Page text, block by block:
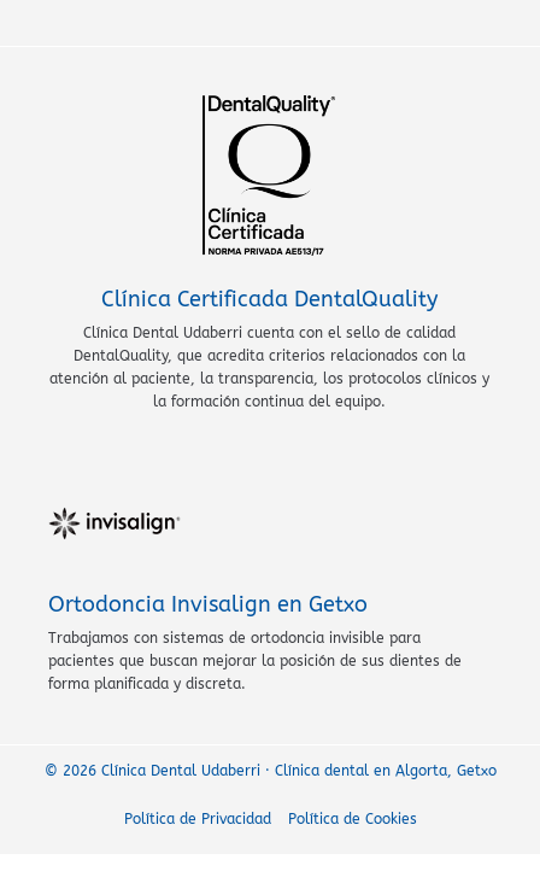
Clínica Certificada DentalQuality
Clínica Dental Udaberri cuenta con el sello de calidad
DentalQuality, que acredita criterios relacionados con la
atención al paciente, la transparencia, los protocolos clínicos y
la formación continua del equipo.
Ortodoncia Invisalign en Getxo
Trabajamos con sistemas de ortodoncia invisible para
pacientes que buscan mejorar la posición de sus dientes de
forma planificada y discreta.
© 2026 Clínica Dental Udaberri · Clínica dental en Algorta, Getxo
Política de Privacidad Política de Cookies